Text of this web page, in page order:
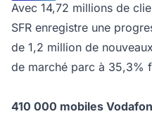
Avec 14,72 millions de
SFR enregistre une
de 1,2 million de
de marché parc à 35,3%
410 000 mobiles